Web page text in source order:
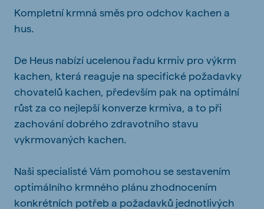
Kompletní krmná směs pro odchov kachen a
hus.
De Heus nabízí ucelenou řadu krmiv pro výkrm
kachen, která reaguje na specifické požadavky
chovatelů kachen, především pak na optimální
růst za co nejlepší konverze krmiva, a to při
zachování dobrého zdravotního stavu
vykrmovaných kachen.
Naši specialisté Vám pomohou se sestavením
optimálního krmného plánu zhodnocením
konkrétních potřeb a požadavků jednotlivých